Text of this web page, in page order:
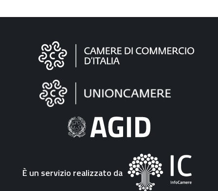
Informazioni
"Fattura
Elettronica"
È un servizio realizzato da